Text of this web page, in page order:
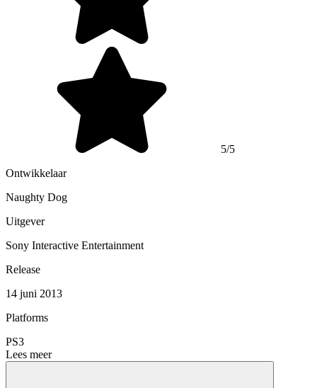
5/5
Ontwikkelaar
Naughty Dog
Uitgever
Sony Interactive Entertainment
Release
14 juni 2013
Platforms
PS3
Lees meer